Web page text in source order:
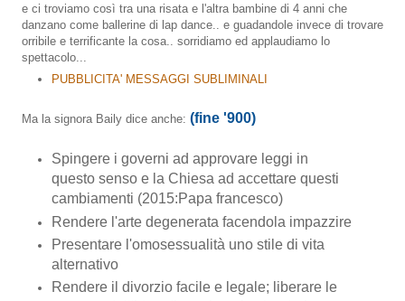
e ci troviamo così tra una risata e l'altra bambine di 4 anni che
danzano come ballerine di lap dance.. e guadandole invece di trovare
orribile e terrificante la cosa.. sorridiamo ed applaudiamo lo
spettacolo...
PUBBLICITA' MESSAGGI SUBLIMINALI
Ma la signora Baily dice anche: (fine '900)
Spingere i governi ad approvare leggi in
questo senso e la Chiesa ad accettare questi
cambiamenti (2015:Papa francesco)
Rendere l'arte degenerata facendola impazzire
Presentare l'omosessualità uno stile di vita
alternativo
Rendere il divorzio facile e legale; liberare le